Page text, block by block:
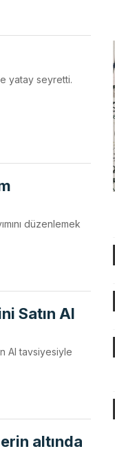
yatay seyretti.
düzenlemek
Satın Al
Al tavsiyesiyle
altında